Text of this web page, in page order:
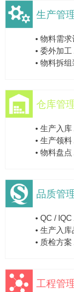
生产管
• 物料需
• 委外加
• 物料拆
仓库管
• 生产入
• 生产领
• 物料盘
品质管
• QC /
• 生产入
• 质检方
工程管